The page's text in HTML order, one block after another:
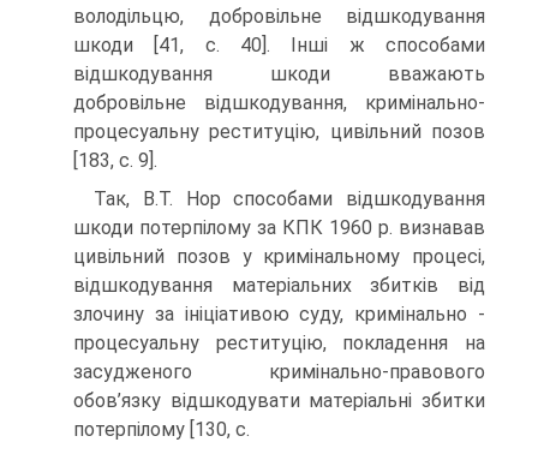
володільцю, добровільне відшкодування
шкоди [41, с. 40]. Інші ж способами
відшкодування шкоди вважають
добровільне відшкодування, кримінально-
процесуальну реституцію, цивільний позов
[183, с. 9].
Так, В.Т. Нор способами відшкодування
шкоди потерпілому за КПК 1960 р. визнавав
цивільний позов у кримінальному процесі,
відшкодування матеріальних збитків від
злочину за ініціативою суду, кримінально -
процесуальну реституцію, покладення на
засудженого кримінально-правового
обов’язку відшкодувати матеріальні збитки
потерпілому [130, с.